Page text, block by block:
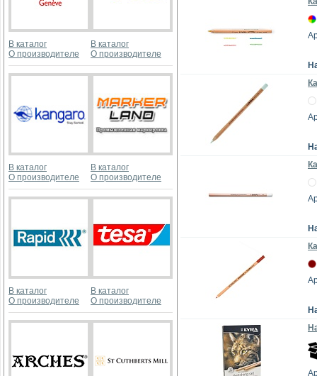
В каталог
О производителе
В каталог
О производителе
В каталог
О производителе
В каталог
О производителе
В каталог
О производителе
В каталог
О производителе